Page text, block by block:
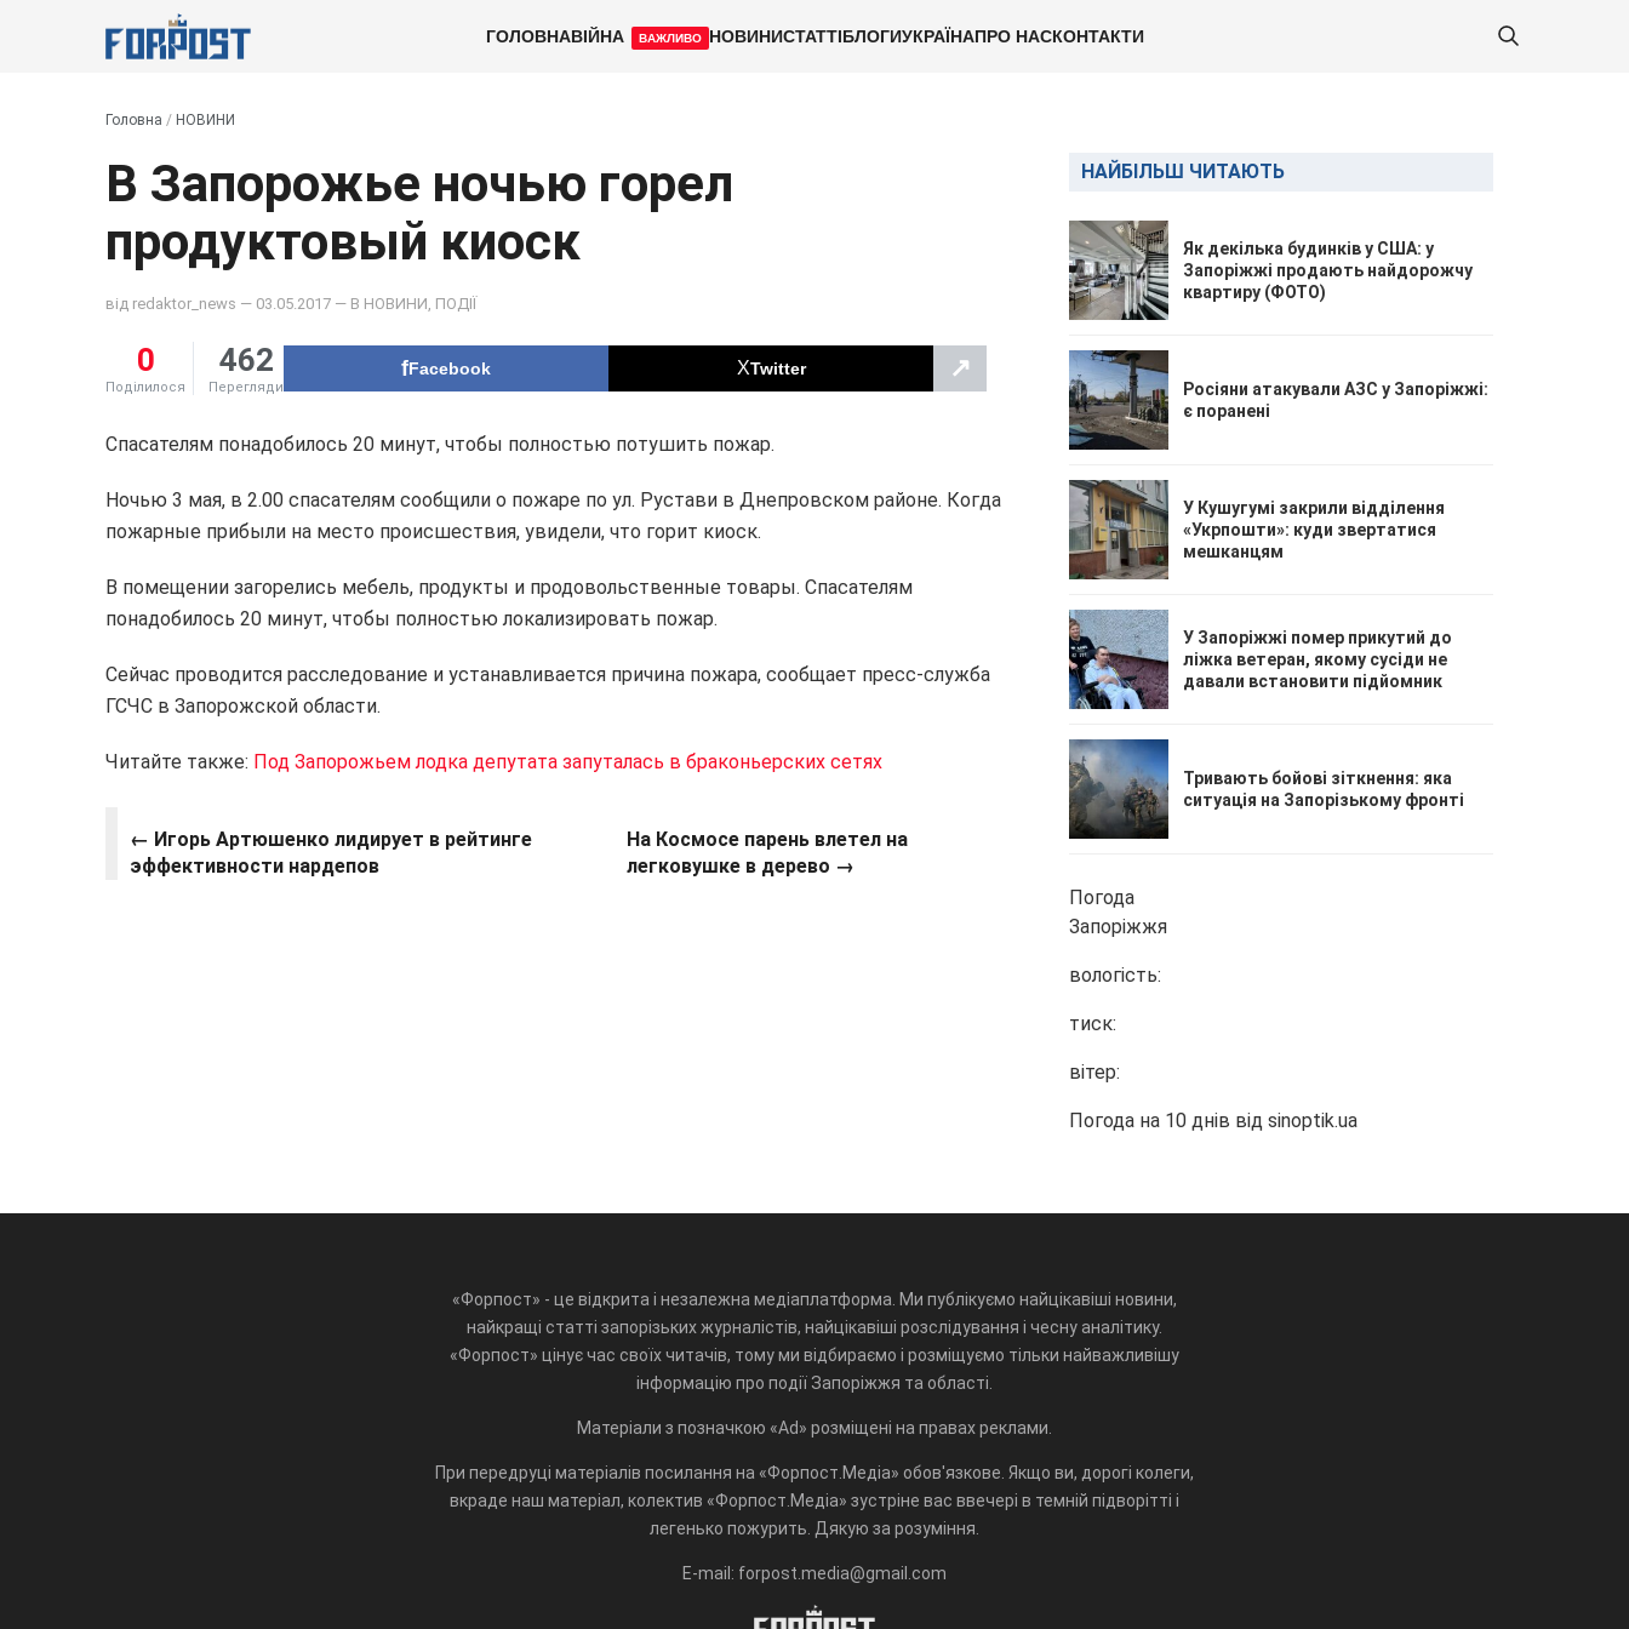
ГОЛОВНАВІЙНА ВАЖЛИВО НОВИНИСТАТТІБЛОГИУКРАЇНАПРО НАСКОНТАКТИ
Головна / НОВИНИ
В Запорожье ночью горел
продуктовый киоск
від redaktor_news — 03.05.2017 — В НОВИНИ ПОДІЇ
0
Поділилося
462
Перегляди
Facebook Twitter ↗
Спасателям понадобилось 20 минут, чтобы полностью потушить пожар.
Ночью 3 мая, в 2.00 спасателям сообщили о пожаре по ул. Рустави в Днепровском районе. Когда
пожарные прибыли на место происшествия, увидели, что горит киоск.
В помещении загорелись мебель, продукты и продовольственные товары. Спасателям
понадобилось 20 минут, чтобы полностью локализировать пожар.
Сейчас проводится расследование и устанавливается причина пожара, сообщает пресс-служба
ГСЧС в Запорожской области.
Читайте также: Под Запорожьем лодка депутата запуталась в браконьерских сетях
← Игорь Артюшенко лидирует в рейтинге
эффективности нардепов
На Космосе парень влетел на
легковушке в дерево →
НАЙБІЛЬШ ЧИТАЮТЬ
Як декілька будинків у США: у
Запоріжжі продають найдорожчу
квартиру (ФОТО)
Росіяни атакували АЗС у Запоріжжі:
є поранені
У Кушугумі закрили відділення
«Укрпошти»: куди звертатися
мешканцям
У Запоріжжі помер прикутий до
ліжка ветеран, якому сусіди не
давали встановити підйомник
Тривають бойові зіткнення: яка
ситуація на Запорізькому фронті
Погода
Запоріжжя
вологість:
тиск:
вітер:
Погода на 10 днів від sinoptik.ua
«Форпост» - це відкрита і незалежна медіаплатформа. Ми публікуємо найцікавіші новини,
найкращі статті запорізьких журналістів, найцікавіші розслідування і чесну аналітику.
«Форпост» цінує час своїх читачів, тому ми відбираємо і розміщуємо тільки найважливішу
інформацію про події Запоріжжя та області.
Матеріали з позначкою «Ad» розміщені на правах реклами.
При передруці матеріалів посилання на «Форпост.Медіа» обов'язкове. Якщо ви, дорогі колеги,
вкраде наш матеріал, колектив «Форпост.Медіа» зустріне вас ввечері в темній підворітті і
легенько пожурить. Дякую за розуміння.
E-mail: forpost.media@gmail.com